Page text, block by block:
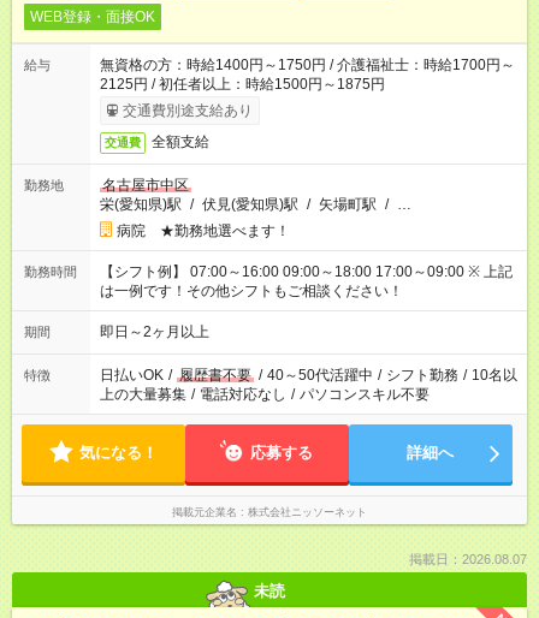
WEB登録・面接OK
給与
無資格の方：時給1400円～1750円 / 介護福祉士：時給1700円～
2125円 / 初任者以上：時給1500円～1875円
交通費別途支給あり
交通費 全額支給
勤務地
名古屋市中区
栄(愛知県)駅 / 伏見(愛知県)駅 / 矢場町駅 / …
病院 ★勤務地選べます！
勤務時間
【シフト例】 07:00～16:00 09:00～18:00 17:00～09:00 ※ 上記
は一例です！その他シフトもご相談ください！
期間 即日～2ヶ月以上
特徴 日払いOK / 履歴書不要 / 40～50代活躍中 / シフト勤務 / 10名以
上の大量募集 / 電話対応なし / パソコンスキル不要
気になる！ 応募する 詳細へ
掲載元企業名 株式会社ニッソーネット
掲載日：2026.08.07
未読